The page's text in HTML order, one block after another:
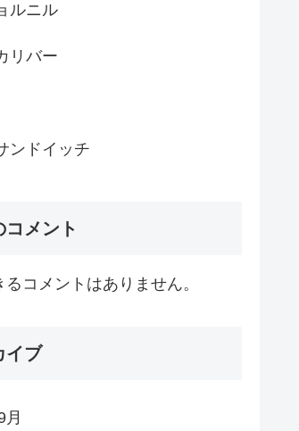
ルニル
リバー
ンドイッチ
コメント
コメントはありません。
イブ
月